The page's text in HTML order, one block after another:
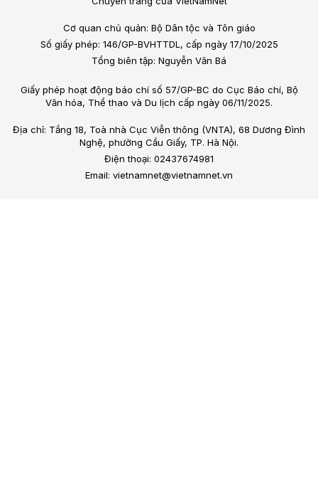
Cơ quan chủ quản: Bộ Dân tộc và Tôn giáo
Số giấy phép: 146/GP-BVHTTDL, cấp ngày 17/10/2025
Tổng biên tập: Nguyễn Văn Bá
Giấy phép hoạt động báo chí số 57/GP-BC do Cục Báo chí, Bộ
Văn hóa, Thể thao và Du lịch cấp ngày 06/11/2025.
Địa chỉ: Tầng 18, Toà nhà Cục Viễn thông (VNTA), 68 Dương Đình
Nghệ, phường Cầu Giấy, TP. Hà Nội.
Điện thoại: 02437674981
Email: vietnamnet@vietnamnet.vn